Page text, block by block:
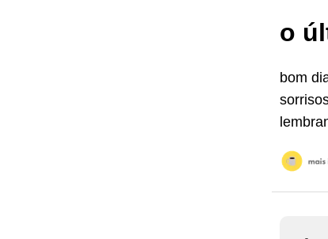
o
bom